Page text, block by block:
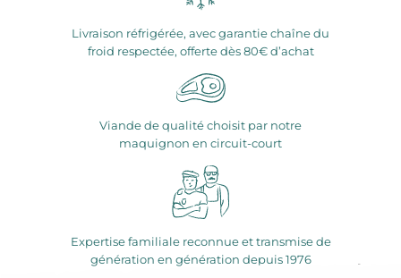
Livraison réfrigérée, avec garantie chaîne du
froid respectée, offerte dès 80€ d’achat
Viande de qualité choisit par notre
maquignon en circuit-court
Expertise familiale reconnue et transmise de
génération en génération depuis 1976